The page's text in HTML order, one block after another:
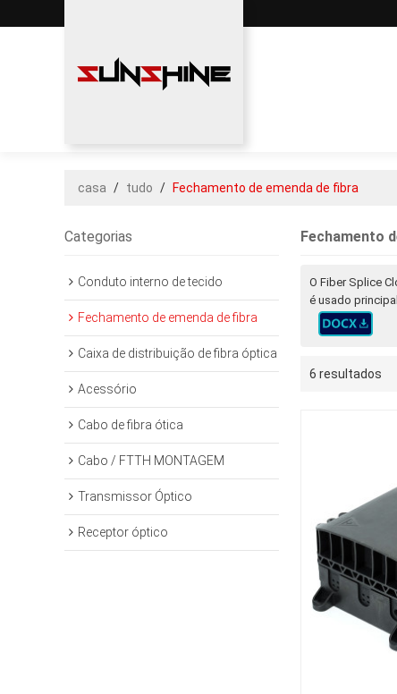
casa / tudo / Fechamento de emenda de fibra
Categorias
Conduto interno de tecido
Fechamento de emenda de fibra
Caixa de distribuição de fibra óptica
Acessório
Cabo de fibra ótica
Cabo / FTTH MONTAGEM
Transmissor Óptico
Receptor óptico
Fechamento
O Fiber Splice
é usado
6 resultados